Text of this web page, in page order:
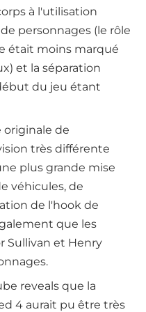
à l'utilisation
personnages (le rôle
était moins marqué
et la séparation
du jeu étant
originale de
très différente
plus grande mise
véhicules, de
de l'hook de
que les
Sullivan et Henry
reveals que la
4 aurait pu être très